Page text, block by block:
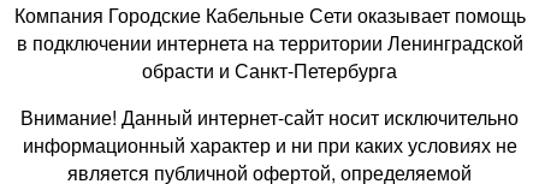
Компания Городские Кабельные Сети оказывает помощь
в подключении интернета на территории Ленинградской
обрасти и Санкт-Петербурга
Внимание! Данный интернет-сайт носит исключительно
информационный характер и ни при каких условиях не
является публичной офертой, определяемой